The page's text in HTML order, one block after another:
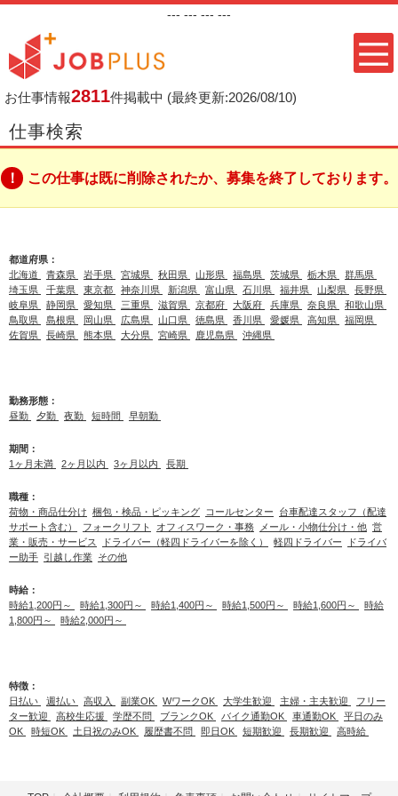
--- --- --- ---
お仕事情報2811件掲載中 (最終更新:2026/08/10)
仕事検索
この仕事は既に削除されたか、募集を終了しております。
都道府県：
北海道
青森県 岩手県 宮城県 秋田県 山形県 福島県 茨城県 栃木県
群馬県
埼玉県
千葉県 東京都 神奈川県 新潟県 富山県 石川県 福井県 山梨県
長野県
岐阜県
静岡県 愛知県 三重県 滋賀県 京都府 大阪府 兵庫県 奈良県
和歌山県
鳥取県
島根県 岡山県 広島県 山口県 徳島県 香川県 愛媛県 高知県
福岡県
佐賀県
長崎県 熊本県 大分県 宮崎県 鹿児島県 沖縄県
勤務形態：
昼勤
夕勤 夜勤 短時間 早朝勤
期間：
1ヶ月未満
2ヶ月以内 3ヶ月以内 長期
職種：
荷物・商品仕分け 梱包・検品・ピッキング コールセンター
台車配達スタッフ（配達
サポート含む）
フォークリフト オフィスワーク・事務 メール・小物仕分け・他 営
業・販売・サービス
ドライバー（軽四ドライバーを除く） 軽四ドライバー
ドライバ
ー助手 引越し作業 その他
時給：
時給1,200円～
時給1,300円～ 時給1,400円～ 時給1,500円～ 時給1,600円～
時給
1,800円～
時給2,000円～
特徴：
日払い
週払い 高収入 副業OK WワークOK 大学生歓迎 主婦・主夫歓迎
フリー
ター歓迎
高校生応援 学歴不問 ブランクOK バイク通勤OK 車通勤OK
平日のみ
OK
時短OK 土日祝のみOK 履歴書不問 即日OK 短期歓迎 長期歓迎 高時給